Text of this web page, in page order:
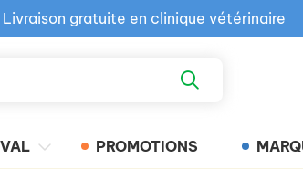
Livraison gratuite en clinique vétérinaire
Retour produit gratuit en clinique
PROMOTIONS